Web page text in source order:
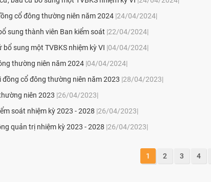
cổ đông thường niên năm 2024 |24/04/2024|
sung thành viên Ban kiểm soát |22/04/2024|
sung một TVBKS nhiệm kỳ VI |04/04/2024|
thường niên năm 2024 |04/04/2024|
đồng cổ đông thường niên năm 2023 |28/04/2023|
niên 2023 |26/04/2023|
soát nhiệm kỳ 2023 - 2028 |26/04/2023|
quản trị nhiệm kỳ 2023 - 2028 |26/04/2023|
1 2 3 4